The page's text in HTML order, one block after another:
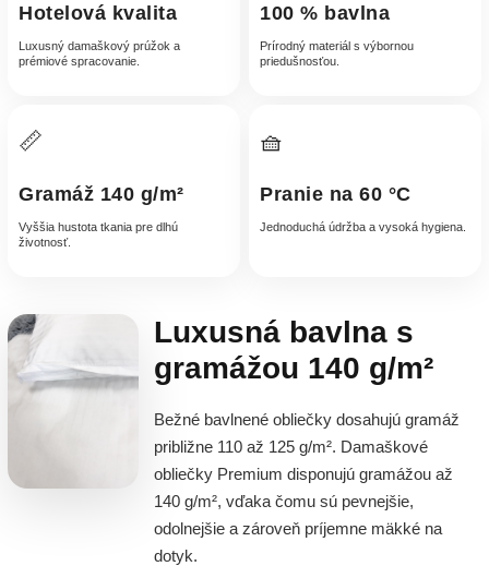
Hotelová kvalita
Luxusný damaškový prúžok a
prémiové spracovanie.
100 % bavlna
Prírodný materiál s výbornou
priedušnosťou.
📏
Gramáž 140 g/m²
Vyššia hustota tkania pre dlhú
životnosť.
🧺
Pranie na 60 °C
Jednoduchá údržba a vysoká hygiena.
Luxusná bavlna s
gramážou 140 g/m²
Bežné bavlnené obliečky dosahujú gramáž
približne 110 až 125 g/m². Damaškové
obliečky Premium disponujú gramážou až
140 g/m², vďaka čomu sú pevnejšie,
odolnejšie a zároveň príjemne mäkké na
dotyk.